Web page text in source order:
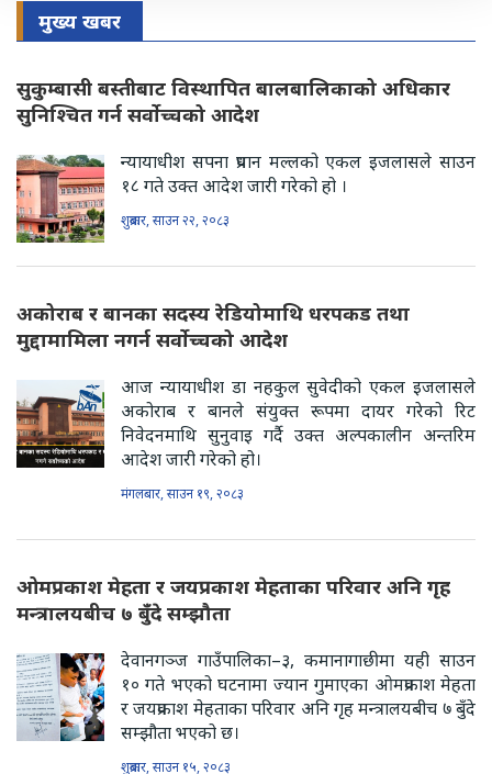
मुख्य खबर
सुकुम्बासी बस्तीबाट विस्थापित बालबालिकाको अधिकार
सुनिश्चित गर्न सर्वोच्चको आदेश
न्यायाधीश सपना प्रधान मल्लको एकल इजलासले साउन
१८ गते उक्त आदेश जारी गरेको हो ।
शुक्रबार, साउन २२, २०८३
अकोराब र बानका सदस्य रेडियोमाथि धरपकड तथा
मुद्दामामिला नगर्न सर्वोच्चको आदेश
आज न्यायाधीश डा नहकुल सुवेदीको एकल इजलासले
अकोराब र बानले संयुक्त रूपमा दायर गरेको रिट
निवेदनमाथि सुनुवाइ गर्दै उक्त अल्पकालीन अन्तरिम
आदेश जारी गरेको हो।
मंगलबार, साउन १९, २०८३
ओमप्रकाश मेहता र जयप्रकाश मेहताका परिवार अनि गृह
मन्त्रालयबीच ७ बुँदे सम्झौता
देवानगञ्ज गाउँपालिका–३, कमानागाछीमा यही साउन
१० गते भएको घटनामा ज्यान गुमाएका ओमप्रकाश मेहता
र जयप्रकाश मेहताका परिवार अनि गृह मन्त्रालयबीच ७ बुँदे
सम्झौता भएको छ।
शुक्रबार, साउन १५, २०८३